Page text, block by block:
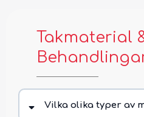
Takmaterial
Taktvätt &
Vilka olika typer av